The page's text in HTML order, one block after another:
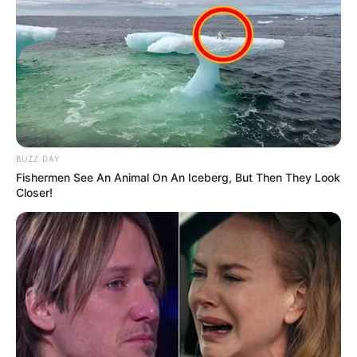
di dinding.
Seni topeng sendiri merupakan seni melukis wajah pada benda.
Tujuannya adalah untuk memperkuat karakter yang diinginkan.
13. Seni wayang
BUZZ DAY
Fishermen See An Animal On An Iceberg, But Then They Look
Closer!